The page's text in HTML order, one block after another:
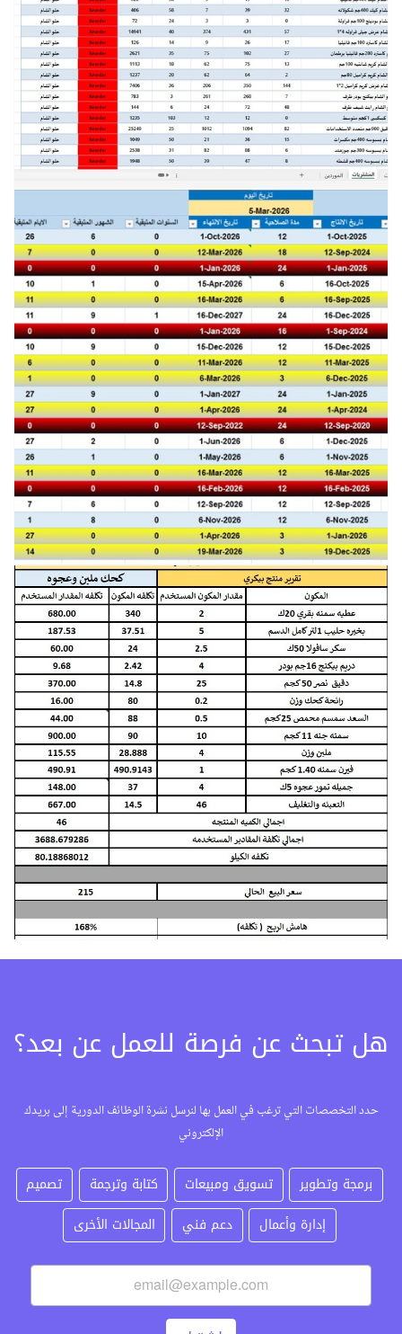
هل تبحث عن فرصة للعمل عن بعد؟
حدد التخصصات التي ترغب في العمل بها لنرسل نشرة الوظائف الدورية إلى بريدك
الإلكتروني
برمجة وتطوير تسويق ومبيعات كتابة وترجمة
تصميم
إدارة وأعمال
دعم فني المجالات الأخرى